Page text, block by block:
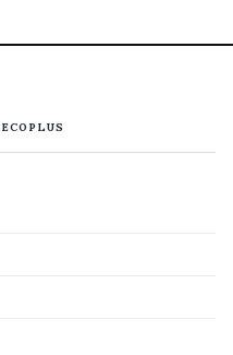
ECOPLUS